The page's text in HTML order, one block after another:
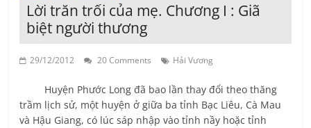
Lời trăn trối của mẹ. Chương I : Giã
biệt người thương
29/12/2012 20 Comments Hải Vương
Huyện Phước Long đã bao lần thay đổi theo thăng
trầm lịch sử, một huyện ở giữa ba tỉnh Bạc Liêu, Cà Mau
và Hậu Giang, có lúc sáp nhập vào tỉnh nầy hoặc tỉnh